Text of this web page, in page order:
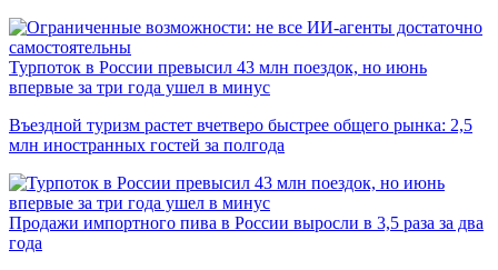
Турпоток в России превысил 43 млн поездок, но июнь
впервые за три года ушел в минус
Въездной туризм растет вчетверо быстрее общего рынка: 2,5
млн иностранных гостей за полгода
Продажи импортного пива в России выросли в 3,5 раза за два
года